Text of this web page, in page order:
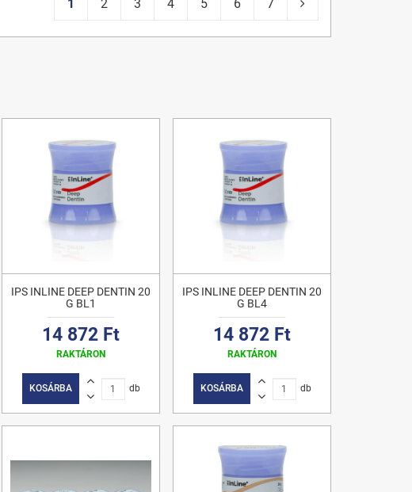
1 2 3 4 5 6 7
IPS INLINE DEEP DENTIN 20
G BL1
14 872 Ft
RAKTÁRON
KOSÁRBA db
IPS INLINE DEEP DENTIN 20
G BL4
14 872 Ft
RAKTÁRON
KOSÁRBA db